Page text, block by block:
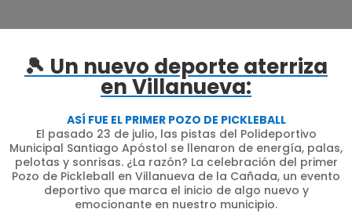
🎾 Un nuevo deporte aterriza
en Villanueva:
ASÍ FUE EL PRIMER POZO DE PICKLEBALL
El pasado 23 de julio, las pistas del Polideportivo
Municipal Santiago Apóstol se llenaron de energía, palas,
pelotas y sonrisas. ¿La razón? La celebración del primer
Pozo de Pickleball en Villanueva de la Cañada, un evento
deportivo que marca el inicio de algo nuevo y
emocionante en nuestro municipio.